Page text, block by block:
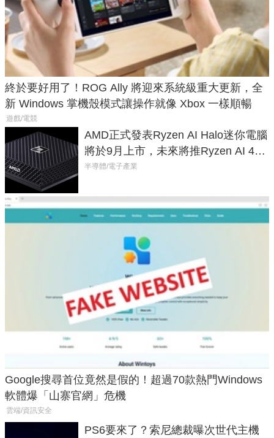
終於要好用了！ROG Ally 將迎來系統級重大更新，全
新 Windows 掌機殼模式讓操作就像 Xbox 一樣順暢
遊戲/電競
AMD正式發表Ryzen AI Halo迷你電腦
將於9月上市，未來將推Ryzen AI 400
Max系列處理器與對應升級版
半導體/電子產業
Google搜尋首位竟然是假的！超過70款熱門Windows
軟體爆「山寨官網」危機
雲端/資訊安全
PS6要來了？索尼總裁曝次世代主機